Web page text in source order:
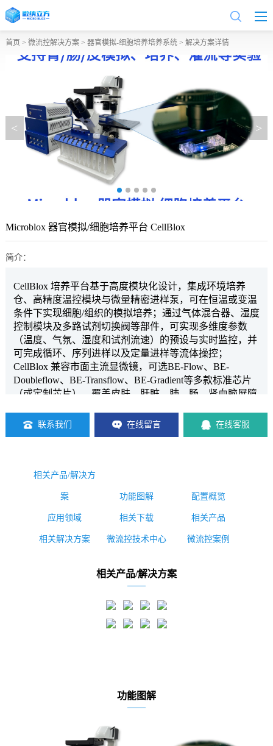
首页 > 微流控解决方案> 器官模拟-细胞培养培养系统> 解决方案详情
< >
Microblox 器官模拟/细胞培养平台 CellBlox
简介：
CellBlox 培养平台基于高度模块化设计，集成环境培养
仓、高精度温控模块与微量精密进样泵，可在恒温或变温
条件下实现细胞/组织的模拟培养；通过气体混合器、湿度
控制模块及多路试剂切换阀等部件，可实现多维度参数
（温度、气氛、湿度和试剂流速）的预设与实时监控，并
可完成循环、序列进样以及定量进样等流体操控；
CellBlox 兼容市面主流显微镜，可选BE-Flow、BE-
Doubleflow、BE-Transflow、BE-Gradient等多款标准芯片
（或定制芯片），覆盖皮肤、肝脏、肺、肠、肾血脑屏障
发需求。联系我们 在线留言 在线客服
相关产品/解决方
案 功能图解 配置概览
应用领域 相关下载 相关产品
相关解决方案 微流控技术中心 微流控案例
相关产品/解决方案
功能图解